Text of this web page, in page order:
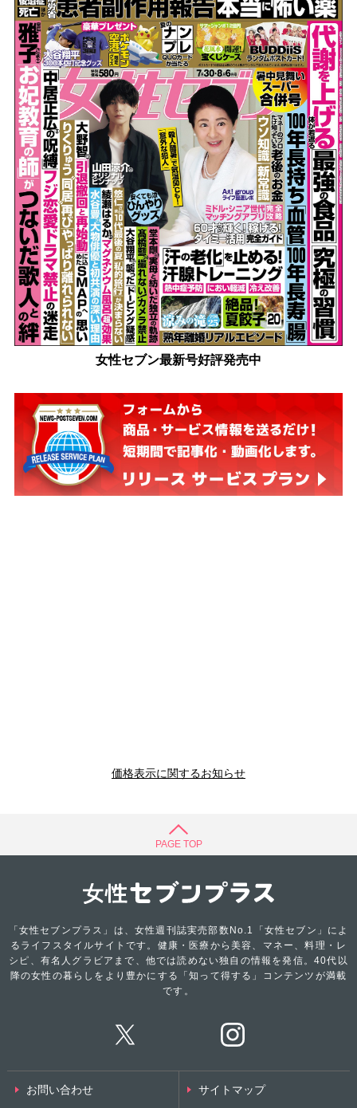
女性セブン最新号好評発売中
価格表示に関するお知らせ
PAGE TOP
「女性セブンプラス」は、女性週刊誌実売部数No.1「女性セブン」によ
るライフスタイルサイトです。健康・医療から美容、マネー、料理・レ
シピ、有名人グラビアまで、他では読めない独自の情報を発信。40代以
降の女性の暮らしをより豊かにする「知って得する」コンテンツが満載
です。
お問い合わせ サイトマップ